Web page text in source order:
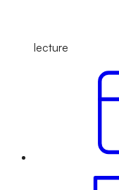
lecture